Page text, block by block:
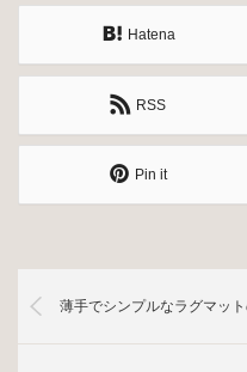
Hatena
RSS
Pin it
薄手でシンプルなラグマッ